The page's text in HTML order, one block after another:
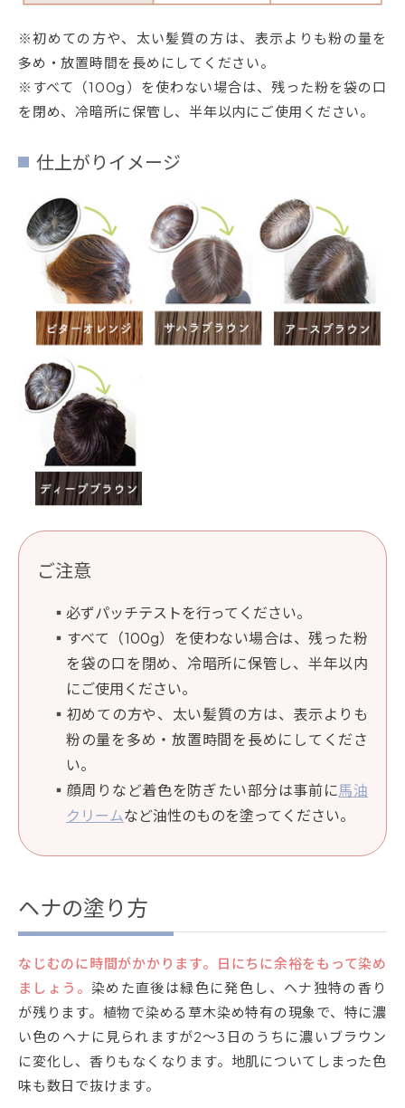
※初めての方や、太い髪質の方は、表示よりも粉の量を
多め・放置時間を長めにしてください。
※すべて（100g）を使わない場合は、残った粉を袋の口
を閉め、冷暗所に保管し、半年以内にご使用ください。
仕上がりイメージ
ご注意
必ずパッチテストを行ってください。
すべて（100g）を使わない場合は、残った粉
を袋の口を閉め、冷暗所に保管し、半年以内
にご使用ください。
初めての方や、太い髪質の方は、表示よりも
粉の量を多め・放置時間を長めにしてくださ
い。
顔周りなど着色を防ぎたい部分は事前に馬油
クリームなど油性のものを塗ってください。
ヘナの塗り方
なじむのに時間がかかります。日にちに余裕をもって染め
ましょう。 染めた直後は緑色に発色し、ヘナ独特の香り
が残ります。植物で染める草木染め特有の現象で、特に濃
い色のヘナに見られますが2～3日のうちに濃いブラウン
に変化し、香りもなくなります。地肌についてしまった色
味も数日で抜けます。